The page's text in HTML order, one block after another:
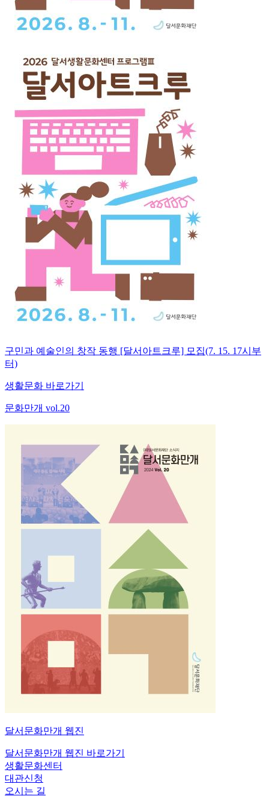
구민과 예술인의 창작 동행 [달서아트크루] 모집(7. 15. 17시부
터)
생활문화 바로가기
문화만개 vol.20
달서문화만개 웹진
달서문화만개 웹진 바로가기
생활문화센터
대관신청
오시는 길